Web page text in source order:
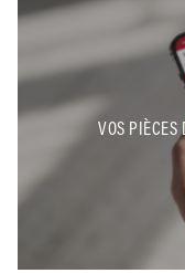
VOS PIÈCES